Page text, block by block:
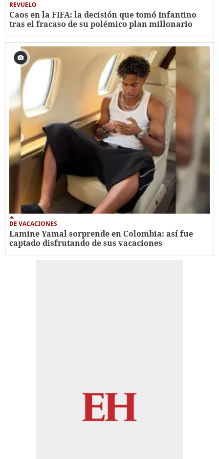
REVUELO
Caos en la FIFA: la decisión que tomó Infantino
tras el fracaso de su polémico plan millonario
DE VACACIONES
Lamine Yamal sorprende en Colombia: así fue
captado disfrutando de sus vacaciones